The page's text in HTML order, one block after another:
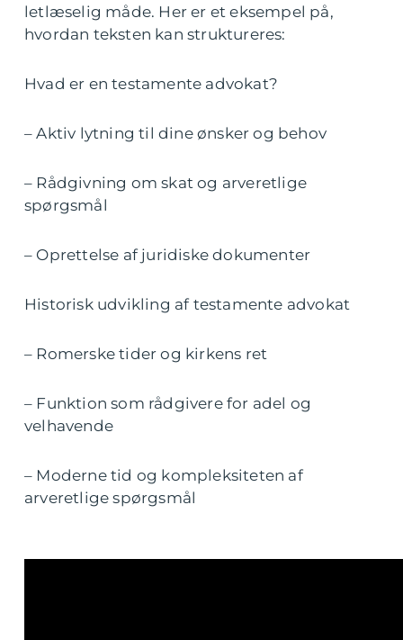
letlæselig måde. Her er et eksempel på,
hvordan teksten kan struktureres:
Hvad er en testamente advokat?
– Aktiv lytning til dine ønsker og behov
– Rådgivning om skat og arveretlige
spørgsmål
– Oprettelse af juridiske dokumenter
Historisk udvikling af testamente advokat
– Romerske tider og kirkens ret
– Funktion som rådgivere for adel og
velhavende
– Moderne tid og kompleksiteten af
arveretlige spørgsmål